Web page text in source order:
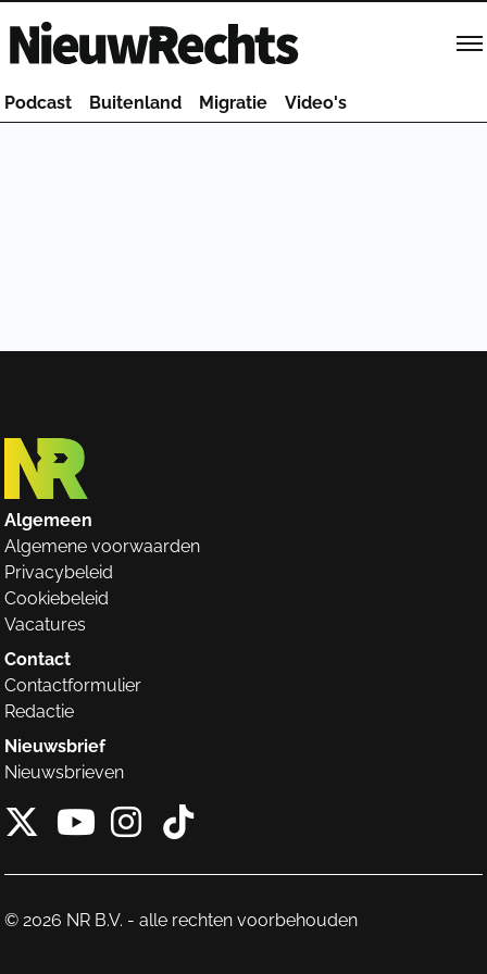
Homepage van NieuwRechts
Podcast Buitenland Migratie Video's
Algemeen
Algemene voorwaarden
Privacybeleid
Cookiebeleid
Vacatures
Contact
Contactformulier
Redactie
Nieuwsbrief
Nieuwsbrieven
X van NieuwRechts
Instagram van
Tiktok van
© 2026 NR B.V. - alle rechten voorbehouden